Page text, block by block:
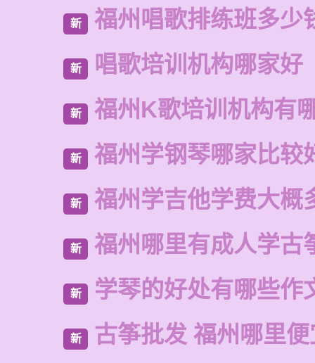
新 福州唱歌排练班多少
新 唱歌培训机构哪家好
新 福州K歌培训机构有
新 福州学钢琴哪家比较
新 福州学吉他学费大概
新 福州哪里有成人学古
新 学琴的好处有哪些作
新 古筝批发 福州哪里